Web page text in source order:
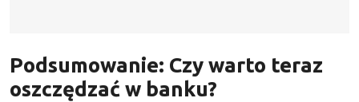
Podsumowanie: Czy warto teraz
oszczędzać w banku?